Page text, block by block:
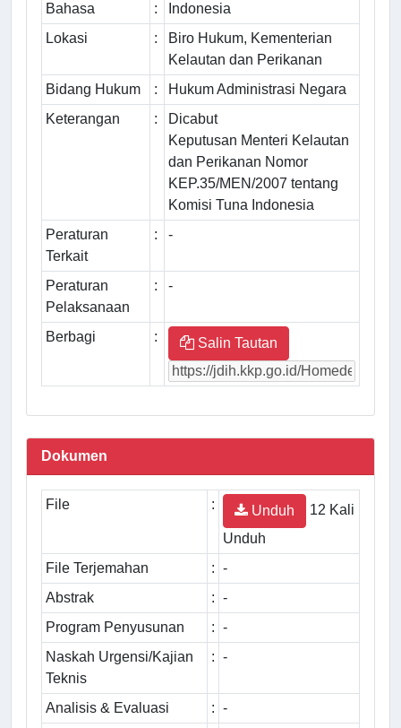
Bahasa :
Indonesia
Lokasi
:
Biro Hukum, Kementerian
Kelautan dan Perikanan
Bidang Hukum
:
Hukum Administrasi Negara
Keterangan
:
Dicabut
Keputusan Menteri Kelautan
dan Perikanan Nomor
KEP.35/MEN/2007 tentang
Komisi Tuna Indonesia
Peraturan
Terkait
: -
Peraturan
Pelaksanaan
: -
Berbagi : Salin Tautan
Dokumen
File : Unduh
12 Kali
Unduh
File Terjemahan
: -
Abstrak
: -
Program Penyusunan
: -
Naskah Urgensi/Kajian
Teknis
: -
Analisis & Evaluasi : -